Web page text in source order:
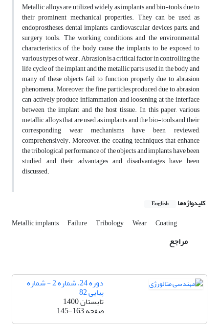
Metallic alloys are utilized widely as implants and bio-tools due to
their prominent mechanical properties. They can be used as
endoprostheses, dental implants, cardiovascular devices parts, and
surgery tools. The working conditions and the environmental
characteristics of the body cause the implants to be exposed to
various types of wear. Abrasion is a critical factor in controlling the
life cycle of the implant and the metallic parts used in the body and
many of these objects fail to function properly due to abrasion
phenomena. Moreover, the fine particles produced due to abrasion
can actively produce inflammation and loosening at the interface
between the implant and the host tissue. In this paper, various
metallic alloys that are used as implants and the bio-tools and their
corresponding wear mechanisms have been reviewed,
comprehensively. Moreover, the coating techniques that enhance
the tribological performance of the objects and implants have been
studied and their advantages and disadvantages have been
discussed.
کلیدواژه‌ها English
Metallic implants Failure Tribology Wear Coating
مراجع
دوره 24، شماره 2 - شماره
پیاپی 82
تابستان 1400
صفحه145-163